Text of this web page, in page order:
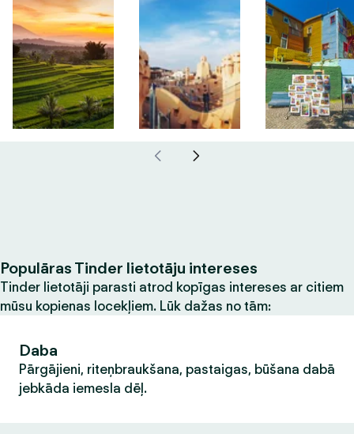
Populāras Tinder lietotāju intereses
Tinder lietotāji parasti atrod kopīgas intereses ar citiem
mūsu kopienas locekļiem. Lūk dažas no tām:
Daba
Pārgājieni, riteņbraukšana, pastaigas, būšana dabā
jebkāda iemesla dēļ.